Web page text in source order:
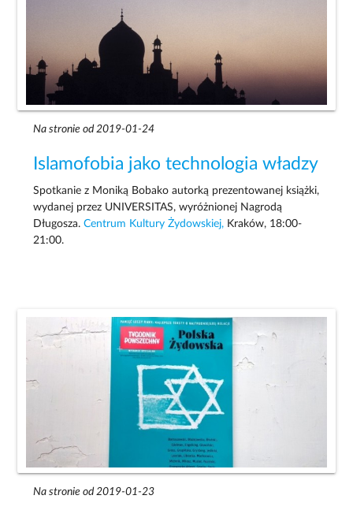
Na stronie od 2019-01-24
Islamofobia jako technologia władzy
Spotkanie z Moniką Bobako autorką prezentowanej książki,
wydanej przez UNIVERSITAS, wyróżnionej Nagrodą
Długosza.Centrum Kultury Żydowskiej, Kraków, 18:00-
21:00.
Na stronie od 2019-01-23